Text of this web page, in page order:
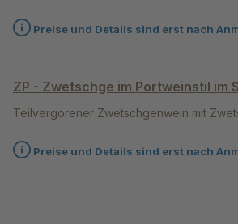
Preise und Details sind erst nach
ZP - Zwetschge im Portweinstil im
Teilvergorener Zwetschgenwein mit
Preise und Details sind erst nach